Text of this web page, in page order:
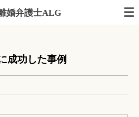
婚弁護士ALG
成功した事例